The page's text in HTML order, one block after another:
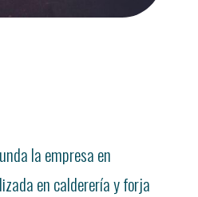
la empresa en
en calderería y forja